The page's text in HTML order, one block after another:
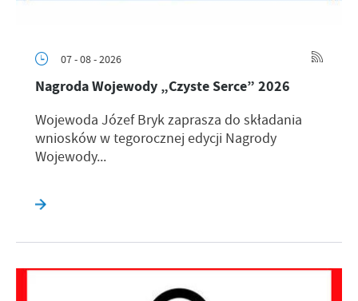
07 - 08 - 2026
Nagroda Wojewody „Czyste Serce” 2026
Wojewoda Józef Bryk zaprasza do składania
wniosków w tegorocznej edycji Nagrody
Wojewody...